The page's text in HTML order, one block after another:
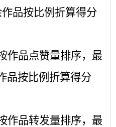
品按比例折算得分
作品点赞量排序，最
品按比例折算得分
作品转发量排序，最